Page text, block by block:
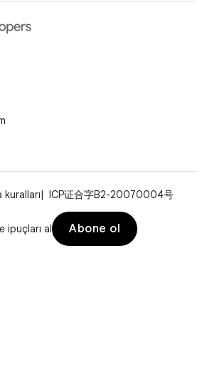
kuralları
ICP证合字B2-20070004号
ipuçları al
Abone ol